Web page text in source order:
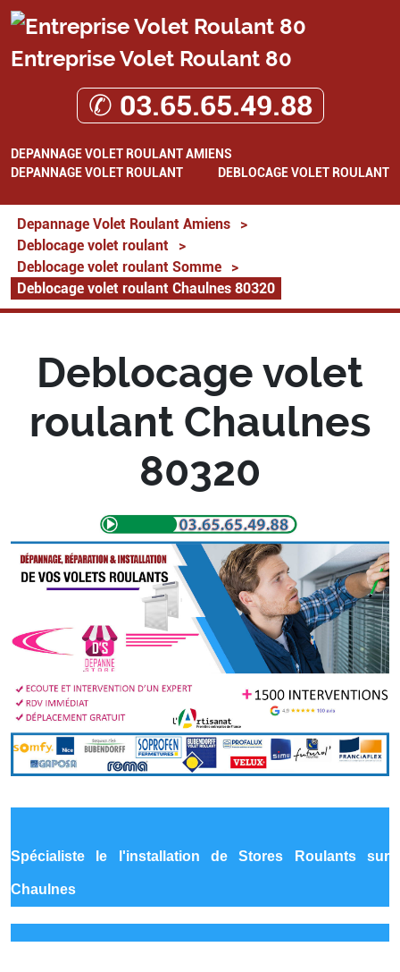
Entreprise Volet Roulant 80
✆ 03.65.65.49.88
DEPANNAGE VOLET ROULANT AMIENS
DEPANNAGE VOLET ROULANT
DEBLOCAGE VOLET ROULANT
Depannage Volet Roulant Amiens
>
Deblocage volet roulant
>
Deblocage volet roulant Somme
>
Deblocage volet roulant Chaulnes 80320
Deblocage volet
roulant Chaulnes
80320
Spécialiste le l'installation de Stores Roulants sur
Chaulnes